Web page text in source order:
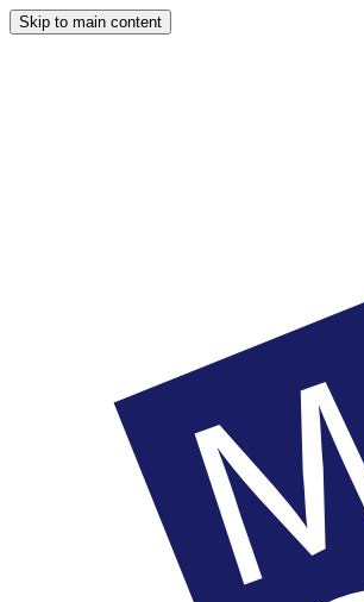
Skip to main content